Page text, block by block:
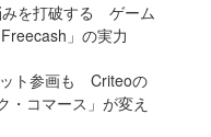
みを打破する ゲーム
」の実力
ト参画も Criteoの
・コマース」が変え